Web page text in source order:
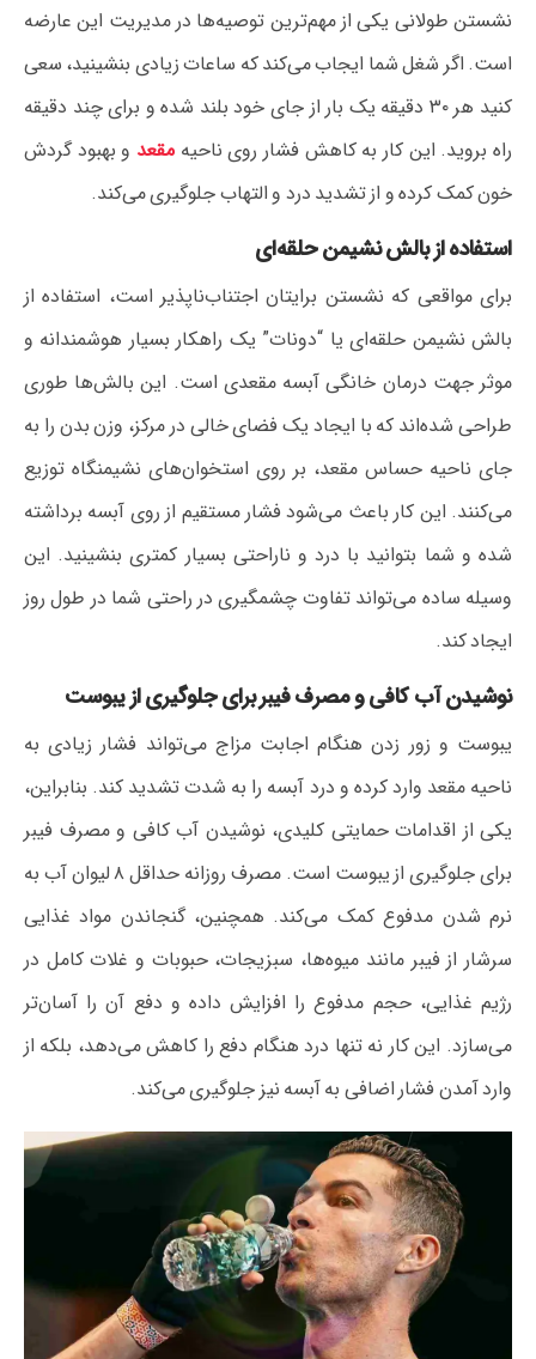
نشستن طولانی یکی از مهم‌ترین توصیه‌ها در مدیریت این عارضه
است. اگر شغل شما ایجاب می‌کند که ساعات زیادی بنشینید، سعی
کنید هر ۳۰ دقیقه یک بار از جای خود بلند شده و برای چند دقیقه
راه بروید. این کار به کاهش فشار روی ناحیه مقعد و بهبود گردش
خون کمک کرده و از تشدید درد و التهاب جلوگیری می‌کند.
استفاده از بالش نشیمن حلقه‌ای
برای مواقعی که نشستن برایتان اجتناب‌ناپذیر است، استفاده از
بالش نشیمن حلقه‌ای یا “دونات” یک راهکار بسیار هوشمندانه و
موثر جهت درمان خانگی آبسه مقعدی است. این بالش‌ها طوری
طراحی شده‌اند که با ایجاد یک فضای خالی در مرکز، وزن بدن را به
جای ناحیه حساس مقعد، بر روی استخوان‌های نشیمنگاه توزیع
می‌کنند. این کار باعث می‌شود فشار مستقیم از روی آبسه برداشته
شده و شما بتوانید با درد و ناراحتی بسیار کمتری بنشینید. این
وسیله ساده می‌تواند تفاوت چشمگیری در راحتی شما در طول روز
ایجاد کند.
نوشیدن آب کافی و مصرف فیبر برای جلوگیری از یبوست
یبوست و زور زدن هنگام اجابت مزاج می‌تواند فشار زیادی به
ناحیه مقعد وارد کرده و درد آبسه را به شدت تشدید کند. بنابراین،
یکی از اقدامات حمایتی کلیدی، نوشیدن آب کافی و مصرف فیبر
برای جلوگیری از یبوست است. مصرف روزانه حداقل ۸ لیوان آب به
نرم شدن مدفوع کمک می‌کند. همچنین، گنجاندن مواد غذایی
سرشار از فیبر مانند میوه‌ها، سبزیجات، حبوبات و غلات کامل در
رژیم غذایی، حجم مدفوع را افزایش داده و دفع آن را آسان‌تر
می‌سازد. این کار نه تنها درد هنگام دفع را کاهش می‌دهد، بلکه از
وارد آمدن فشار اضافی به آبسه نیز جلوگیری می‌کند.